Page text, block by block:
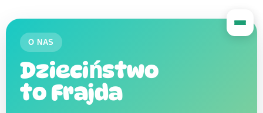
O NAS
Dzieciństwo
to Frajda